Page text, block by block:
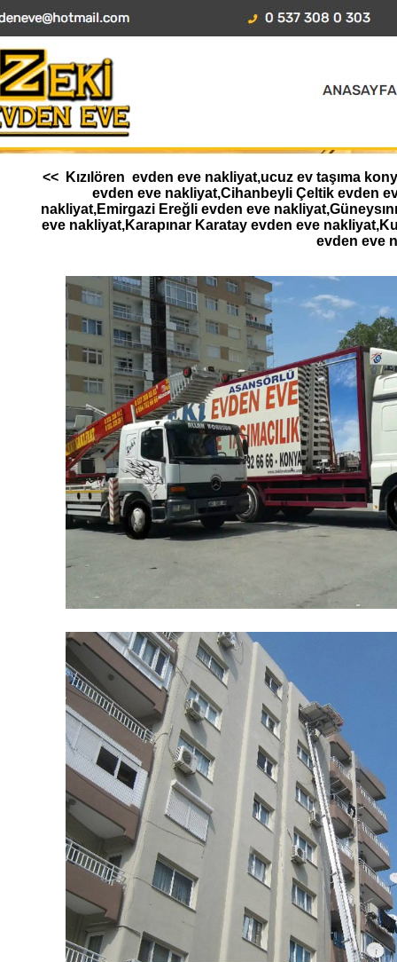
<< Kızılören evden eve nakliyat,ucuz ev taşıma
evden eve nakliyat,Cihanbeyli Çeltik evden
nakliyat,Emirgazi Ereğli evden eve
eve nakliyat,Karapınar Karatay evden eve
evden eve